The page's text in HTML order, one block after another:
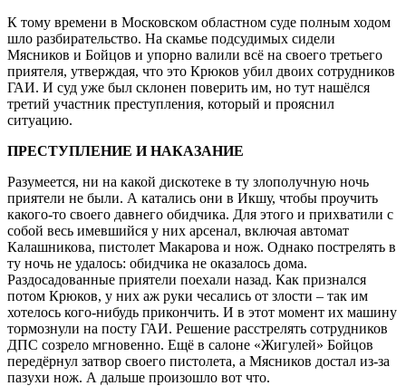
К тому времени в Московском областном суде полным ходом
шло разбирательство. На скамье подсудимых сидели
Мясников и Бойцов и упорно валили всё на своего третьего
приятеля, утверждая, что это Крюков убил двоих сотрудников
ГАИ. И суд уже был склонен поверить им, но тут нашёлся
третий участник преступления, который и прояснил
ситуацию.
ПРЕСТУПЛЕНИЕ И НАКАЗАНИЕ
Разумеется, ни на какой дискотеке в ту злополучную ночь
приятели не были. А катались они в Икшу, чтобы проучить
какого-то своего давнего обидчика. Для этого и прихватили с
собой весь имевшийся у них арсенал, включая автомат
Калашникова, пистолет Макарова и нож. Однако пострелять в
ту ночь не удалось: обидчика не оказалось дома.
Раздосадованные приятели поехали назад. Как признался
потом Крюков, у них аж руки чесались от злости – так им
хотелось кого-нибудь прикончить. И в этот момент их машину
тормознули на посту ГАИ. Решение расстрелять сотрудников
ДПС созрело мгновенно. Ещё в салоне «Жигулей» Бойцов
передёрнул затвор своего пистолета, а Мясников достал из-за
пазухи нож. А дальше произошло вот что.